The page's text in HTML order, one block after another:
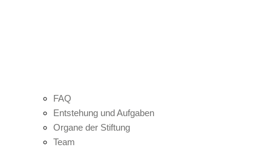
FAQ
Entstehung und Aufgaben
Organe der Stiftung
Team